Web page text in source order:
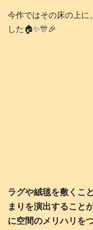
今作ではその床の上に
した🏠️✨🎊🎉
ラグや絨毯を敷くこ
まりを演出すること
に空間のメリハリを